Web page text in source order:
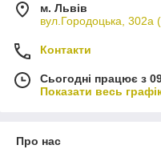
м. Львів
вул.Городоцька, 302а
Контакти
Сьогодні працює з
Показати весь
Про нас